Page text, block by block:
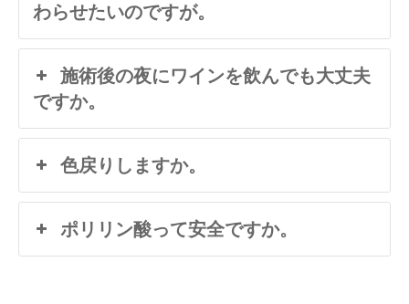
わらせたいのですが。
施術後の夜にワインを飲んでも大丈夫
ですか。
色戻りしますか。
ポリリン酸って安全ですか。